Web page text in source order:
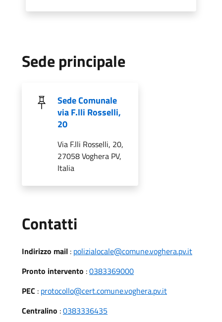
Sede principale
Sede Comunale
via F.lli Rosselli,
20
Via F.lli Rosselli, 20,
27058 Voghera PV,
Italia
Contatti
Indirizzo mail : polizialocale@comune.voghera.pv.it
Pronto intervento :0383369000
PEC : protocollo@cert.comune.voghera.pv.it
Centralino :0383336435